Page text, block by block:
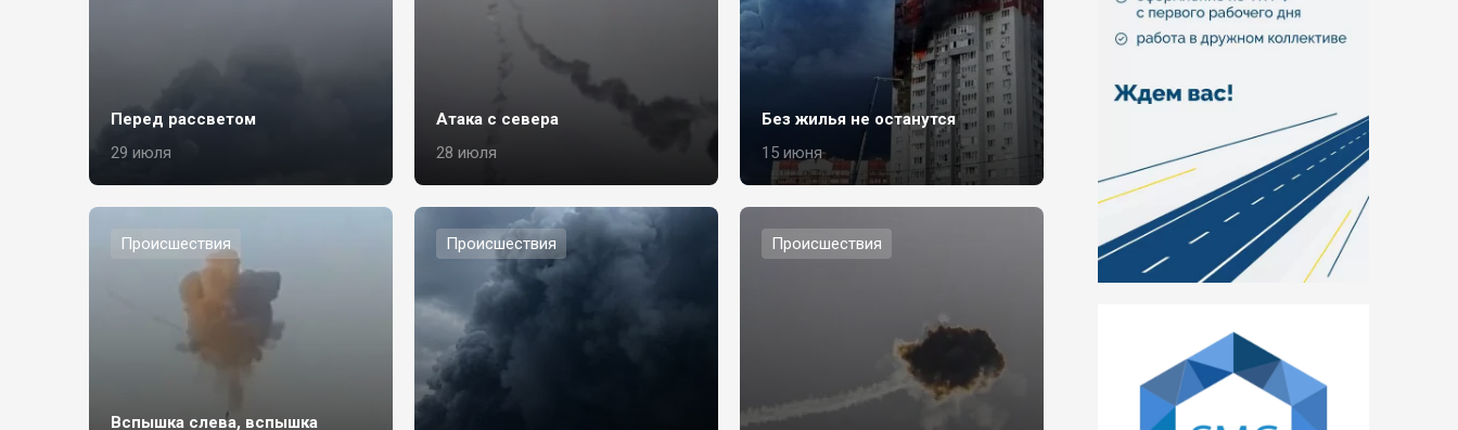
Перед рассветом
29 июля
Атака с севера
28 июля
Без жилья не останутся
15 июня
Происшествия
Вспышка слева, вспышка
Происшествия Происшествия